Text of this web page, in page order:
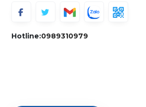
Hotline:0989310979